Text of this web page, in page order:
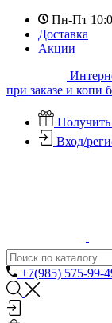
Пн-Пт
Доставка
Акции
при заказе и копи
Вход/
+7(985) 575-99-